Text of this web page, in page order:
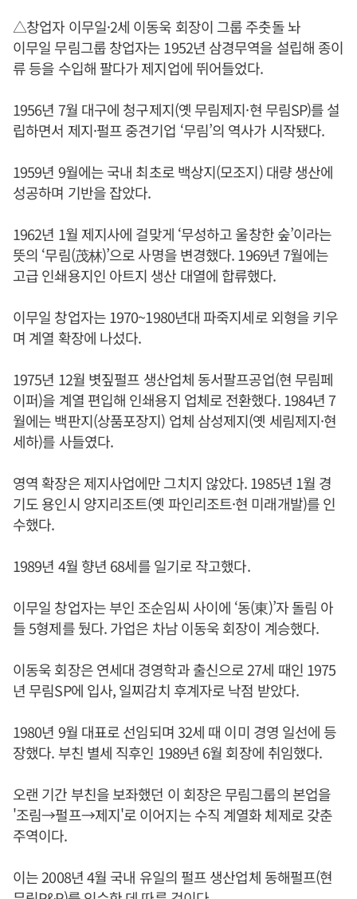
△창업자 이무일·2세 이동욱 회장이 그룹 주춧돌 놔
이무일 무림그룹 창업자는 1952년 삼경무역을 설립해 종이
류 등을 수입해 팔다가 제지업에 뛰어들었다.
1956년 7월 대구에 청구제지(옛 무림제지·현 무림SP)를 설
립하면서 제지·펄프 중견기업 ‘무림’의 역사가 시작됐다.
1959년 9월에는 국내 최초로 백상지(모조지) 대량 생산에
성공하며 기반을 잡았다.
1962년 1월 제지사에 걸맞게 ‘무성하고 울창한 숲’이라는
뜻의 ‘무림(茂林)’으로 사명을 변경했다. 1969년 7월에는
고급 인쇄용지인 아트지 생산 대열에 합류했다.
이무일 창업자는 1970~1980년대 파죽지세로 외형을 키우
며 계열 확장에 나섰다.
1975년 12월 볏짚펄프 생산업체 동서팔프공업(현 무림페
이퍼)을 계열 편입해 인쇄용지 업체로 전환했다. 1984년 7
월에는 백판지(상품포장지) 업체 삼성제지(옛 세림제지·현
세하)를 사들였다.
영역 확장은 제지사업에만 그치지 않았다. 1985년 1월 경
기도 용인시 양지리조트(옛 파인리조트·현 미래개발)를 인
수했다.
1989년 4월 향년 68세를 일기로 작고했다.
이무일 창업자는 부인 조순임씨 사이에 ‘동(東)’자 돌림 아
들 5형제를 뒀다. 가업은 차남 이동욱 회장이 계승했다.
이동욱 회장은 연세대 경영학과 출신으로 27세 때인 1975
년 무림SP에 입사, 일찌감치 후계자로 낙점 받았다.
1980년 9월 대표로 선임되며 32세 때 이미 경영 일선에 등
장했다. 부친 별세 직후인 1989년 6월 회장에 취임했다.
오랜 기간 부친을 보좌했던 이 회장은 무림그룹의 본업을
'조림→펄프→제지'로 이어지는 수직 계열화 체제로 갖춘
주역이다.
이는 2008년 4월 국내 유일의 펄프 생산업체 동해펄프(현